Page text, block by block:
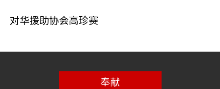
对华援助协会高珍赛
奉献